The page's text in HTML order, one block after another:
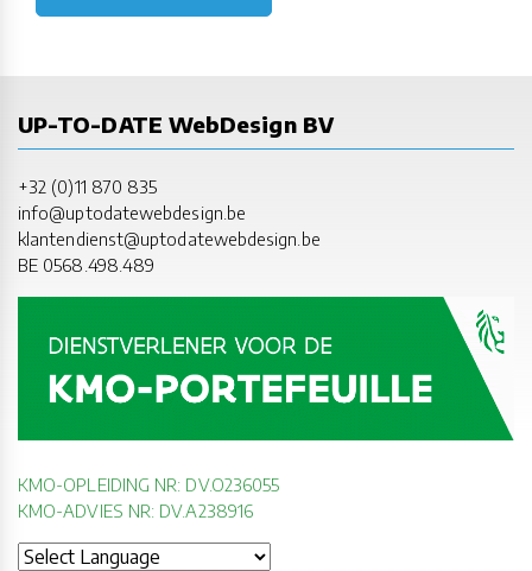
UP-TO-DATE WebDesign BV
+32 (0)11 870 835
info@uptodatewebdesign.be
klantendienst@uptodatewebdesign.be
BE 0568.498.489
KMO-OPLEIDING NR: DV.O236055
KMO-ADVIES NR: DV.A238916